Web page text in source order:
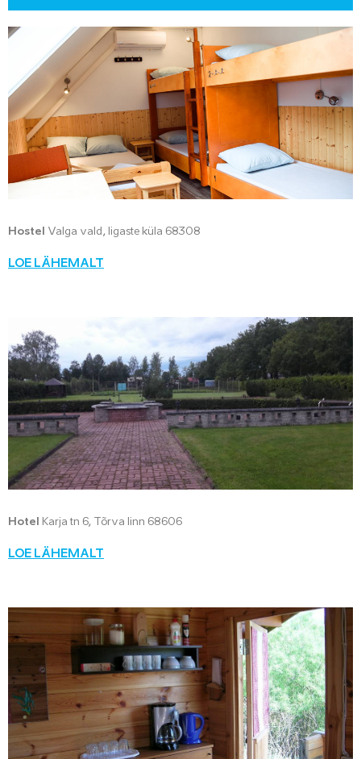
Hostel Valga vald, Iigaste küla 68308
LOE LÄHEMALT
Hotel Karja tn 6, Tõrva linn 68606
LOE LÄHEMALT